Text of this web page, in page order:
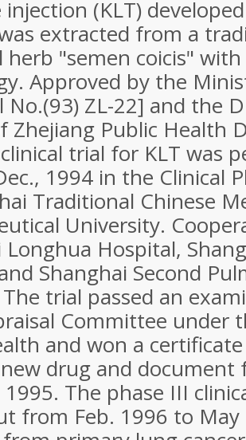
injection (KLT)
extracted from a
herb "semen coicis"
Approved by the
No.(93) ZL-22] and the
Zhejiang Public Health
trial for KLT was
1994 in the Clinical
Traditional Chinese
University.
Longhua Hospital,
Shanghai Second
trial passed an
Committee under
and won a
drug and
The phase III
from Feb. 1996 to